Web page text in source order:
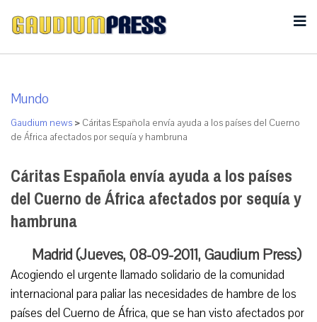
Mundo
Gaudium news > Cáritas Española envía ayuda a los países del Cuerno
de África afectados por sequía y hambruna
Cáritas Española envía ayuda a los países
del Cuerno de África afectados por sequía y
hambruna
Madrid (Jueves, 08-09-2011, Gaudium Press)
Acogiendo el urgente llamado solidario de la comunidad
internacional para paliar las necesidades de hambre de los
países del Cuerno de África, que se han visto afectados por